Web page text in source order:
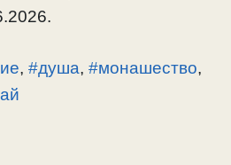
, #душа, #монашество,